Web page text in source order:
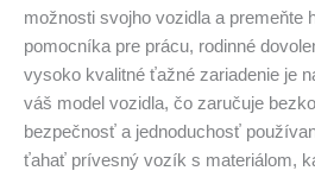
možnosti svojho vozidla a premeňte
pomocníka pre prácu, rodinné
vysoko kvalitné ťažné zariadenie je
váš model vozidla, čo zaručuje
bezpečnosť a jednoduchosť
ťahať prívesný vozík s materiálom,